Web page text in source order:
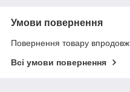
Умови повернення
Повернення товару
Всі умови повернення